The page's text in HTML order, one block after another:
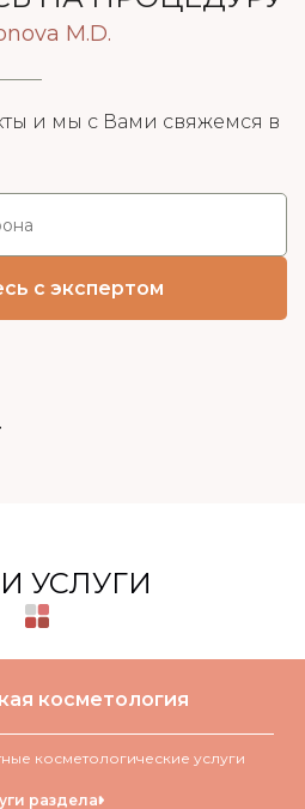
M.D.
и мы с Вами свяжемся в
УСЛУГИ
косметология
косметологические услуги
раздела